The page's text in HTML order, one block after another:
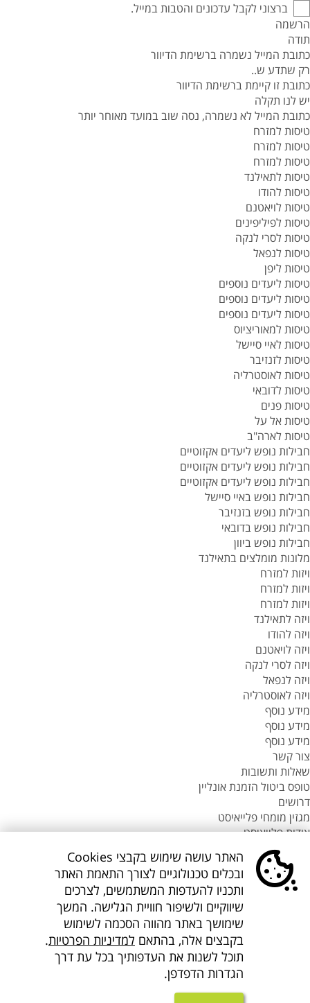
ברצוני לקבל עדכונים והטבות במייל.
הרשמה
תודה
כתובת המייל נשמרה ברשימת הדיוור
רק שתדע ש..
כתובת זו קיימת ברשימת הדיוור
יש לנו תקלה
כתובת המייל לא נשמרה, נסה שוב במועד מאוחר יותר
טיסות למזרח
טיסות למזרח
טיסות למזרח
טיסות לתאילנד
טיסות להודו
טיסות לויאטנם
טיסות לפיליפינים
טיסות לסרי לנקה
טיסות לנפאל
טיסות ליפן
טיסות ליעדים נוספים
טיסות ליעדים נוספים
טיסות ליעדים נוספים
טיסות למאוריציוס
טיסות לאיי סיישל
טיסות לזנזיבר
טיסות לאוסטרליה
טיסות לדובאי
טיסות פנים
טיסות אל על
טיסות לארה"ב
חבילות נופש ליעדים אקזוטיים
חבילות נופש ליעדים אקזוטיים
חבילות נופש ליעדים אקזוטיים
חבילות נופש באיי סיישל
חבילות נופש בזנזיבר
חבילות נופש בדובאי
חבילות נופש ביוון
מלונות מומלצים בתאילנד
ויזות למזרח
ויזות למזרח
ויזות למזרח
ויזה לתאילנד
ויזה להודו
ויזה לויאטנם
ויזה לסרי לנקה
ויזה לנפאל
ויזה לאוסטרליה
מידע נוסף
מידע נוסף
מידע נוסף
צור קשר
שאלות ותשובות
טופס ביטול הזמנת אונליין
דרושים
מגזין מומחי פלייאיסט
אודות פלייאיסט
סניפי flyeast בעולם
סניפי flyeast בעולם
סניף flyeast תאילנד
קישורים נוספים
הצהרת מדיניות ופרטיות
האתר עושה שימוש בקבצי Cookies
ובכלים טכנולוגיים לצורך התאמת האתר
ותכניו להעדפות המשתמשים, לצרכים
שיווקיים ולשיפור חוויית הגלישה. המשך
שימושך באתר מהווה הסכמה לשימוש
בקבצים אלה, בהתאם למדיניות הפרטיות.
תוכל לשנות את העדפותיך בכל עת דרך
הגדרות הדפדפן.